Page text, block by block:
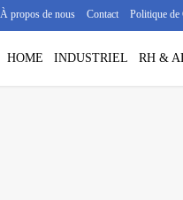
À propos de nous Contact Politique de
HOME INDUSTRIEL RH &